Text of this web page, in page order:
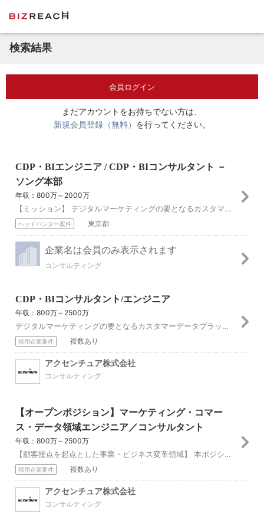
検索結果
会員ログイン
まだアカウントをお持ちでない方は、
新規会員登録（無料） を行ってください。
CDP・BIエンジニア / CDP・BIコンサルタント －
ソング本部
年収：800万～2000万
【ミッション】 デジタルマーケティングの要となるカスタマーデータプラットフォーム（CDP）とビジネスインテリジェンスツール（BI）領域の構築。 CDP（Tre...
ヘッドハンター案件 東京都
企業名は会員のみ表示されます
コンサルティング
CDP・BIコンサルタント/エンジニア
年収：800万～2500万
デジタルマーケティングの要となるカスタマーデータプラットフォーム（CDP）とビジネスインテリジェンスツール（BI）領域の構築がミッションです。 私たちはCDP...
採用企業案件 複数あり
アクセンチュア株式会社
コンサルティング
【オープンポジション】マーケティング・コマー
ス・データ領域エンジニア／コンサルタント
年収：800万～2500万
【顧客接点を起点とした事業・ビジネス変革領域】 本ポジションでは、クライアントであるお客様とのつながりを起点に、セールス、コマース、マーケティングの刷新やビジ...
採用企業案件 複数あり
アクセンチュア株式会社
コンサルティング